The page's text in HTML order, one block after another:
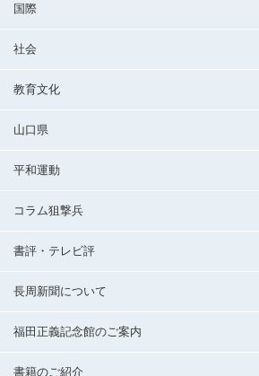
国際
社会
教育文化
山口県
平和運動
コラム狙撃兵
書評・テレビ評
長周新聞について
福田正義記念館のご案内
書籍のご紹介